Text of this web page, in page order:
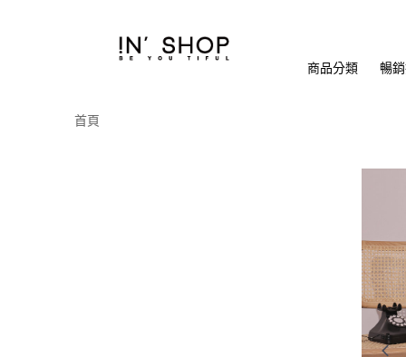
商品分類 暢
首頁